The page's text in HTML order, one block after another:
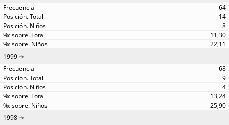
64
14
8
11,30
22,11
1999
68
9
4
13,24
25,90
1998